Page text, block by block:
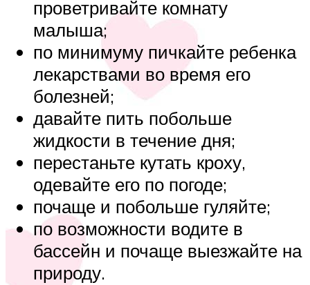
проветривайте комнату
малыша;
по минимуму пичкайте ребенка
лекарствами во время его
болезней;
давайте пить побольше
жидкости в течение дня;
перестаньте кутать кроху,
одевайте его по погоде;
почаще и побольше гуляйте;
по возможности водите в
бассейн и почаще выезжайте на
природу.